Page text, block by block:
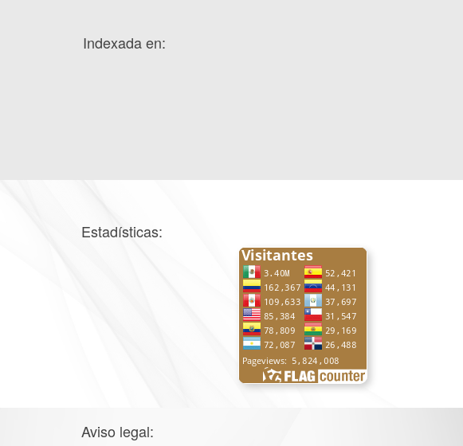
Indexada en:
Estadísticas:
Aviso legal: